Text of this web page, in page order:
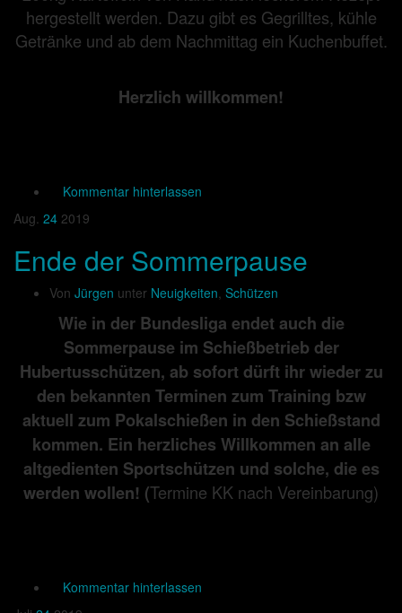
hergestellt werden. Dazu gibt es Gegrilltes, kühle
Getränke und ab dem Nachmittag ein Kuchenbuffet.
Herzlich willkommen!
Kommentar hinterlassen
Aug. 24 2019
Ende der Sommerpause
Von Jürgen unter Neuigkeiten, Schützen
Wie in der Bundesliga endet auch die
Sommerpause im Schießbetrieb der
Hubertusschützen, ab sofort dürft ihr wieder zu
den bekannten Terminen zum Training bzw
aktuell zum Pokalschießen in den Schießstand
kommen. Ein herzliches Willkommen an alle
altgedienten Sportschützen und solche, die es
werden wollen! (Termine KK nach Vereinbarung)
Kommentar hinterlassen